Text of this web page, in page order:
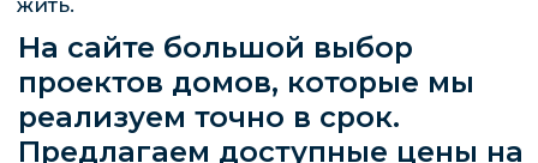
КУПИТЬ ПО МНОГИМ ПРИЧИНАМ: